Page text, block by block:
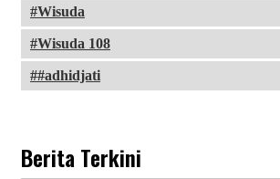
Wisuda
Wisuda 108
#adhidjati
Berita Terkini